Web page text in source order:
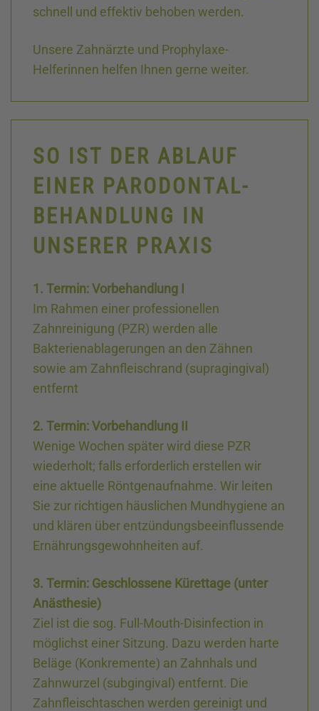
schnell und effektiv behoben werden.
Unsere Zahnärzte und Prophylaxe-
Helferinnen helfen Ihnen gerne weiter.
SO IST DER ABLAUF
EINER PARODONTAL­
BEHANDLUNG IN
UNSERER PRAXIS
1. Termin: Vorbehandlung I
Im Rahmen einer professionellen
Zahnreinigung (PZR) werden alle
Bakterienablagerungen an den Zähnen
sowie am Zahnfleischrand (supragingival)
entfernt
2. Termin: Vorbehandlung II
Wenige Wochen später wird diese PZR
wiederholt; falls erforderlich erstellen wir
eine aktuelle Röntgen­aufnahme. Wir leiten
Sie zur richtigen häuslichen Mundhygiene an
und klären über entzündungs­beeinflussende
Ernährungs­gewohnheiten auf.
3. Termin: Geschlossene Kürettage (unter
Anästhesie)
Ziel ist die sog. Full-Mouth-Disinfection in
möglichst einer Sitzung. Dazu werden harte
Beläge (Konkremente) an Zahnhals und
Zahnwurzel (subgingival) entfernt. Die
Zahnfleisch­taschen werden gereinigt und